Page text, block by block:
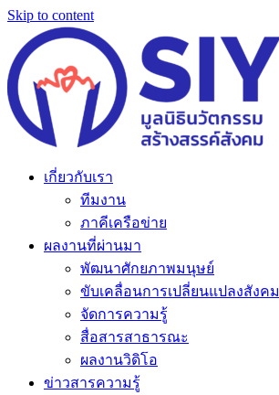
Skip to content
เกี่ยวกับเรา
ทีมงาน
ภาคีเครือข่าย
ผลงานที่ผ่านมา
พัฒนาศักยภาพมนุษย์
ขับเคลื่อนการเปลี่ยนแปลงสังคม
จัดการความรู้
สื่อสารสาธารณะ
ผลงานวิดิโอ
ข่าวสารความรู้